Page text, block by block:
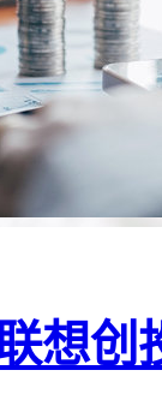
想创